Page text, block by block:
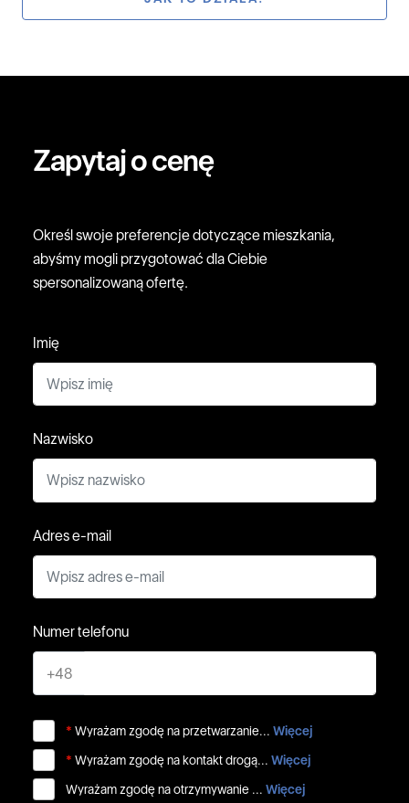
Zapytaj o cenę
Określ swoje preferencje dotyczące mieszkania,
abyśmy mogli przygotować dla Ciebie
spersonalizowaną ofertę.
Imię
Nazwisko
Adres e-mail
Numer telefonu
+48
* Wyrażam zgodę na przetwarzanie... Więcej
* Wyrażam zgodę na kontakt drogą... Więcej
Wyrażam zgodę na otrzymywanie ... Więcej